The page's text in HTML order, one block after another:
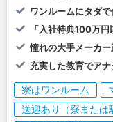
ワンルームにタダ
「入社特典100万
憧れの大手メーカ
充実した教育でア
寮はワンルーム
送迎あり（寮または